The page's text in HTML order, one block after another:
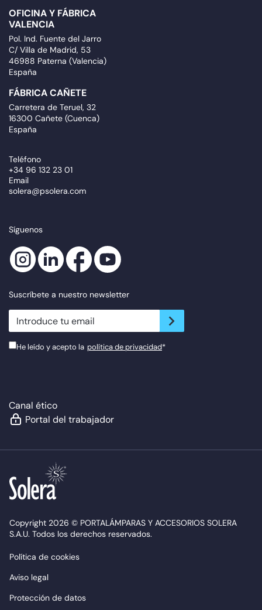
OFICINA Y FÁBRICA
VALENCIA
Pol. Ind. Fuente del Jarro
C/ Villa de Madrid, 53
46988 Paterna (Valencia)
España
FÁBRICA CAÑETE
Carretera de Teruel, 32
16300 Cañete (Cuenca)
España
Teléfono
+34 96 132 23 01
Email
solera@psolera.com
Síguenos
Suscríbete a nuestro newsletter
newsletter.suscribe
He leído y acepto la política de privacidad*
Canal ético
Portal del trabajador
Copyright 2026 © PORTALÁMPARAS Y ACCESORIOS SOLERA
S.A.U. Todos los derechos reservados.
Política de cookies
Aviso legal
Protección de datos